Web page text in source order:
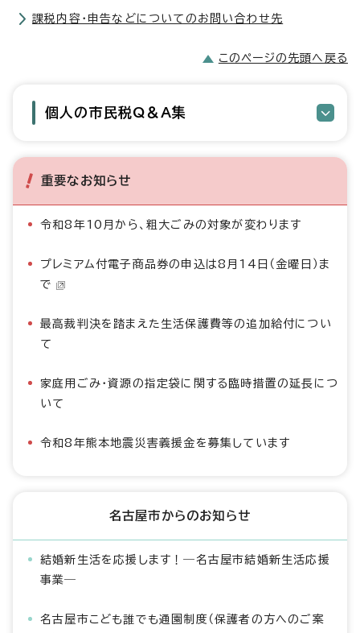
課税内容・申告などについてのお問い合わせ先
このページの先頭へ戻る
個人の市民税Q＆A集
重要なお知らせ
令和8年10月から、粗大ごみの対象が変わります
プレミアム付電子商品券の申込は8月14日（金曜日）ま
で
最高裁判決を踏まえた生活保護費等の追加給付につい
て
家庭用ごみ・資源の指定袋に関する臨時措置の延長につ
いて
令和8年熊本地震災害義援金を募集しています
名古屋市からのお知らせ
結婚新生活を応援します！―名古屋市結婚新生活応援
事業―
名古屋市こども誰でも通園制度（保護者の方へのご案